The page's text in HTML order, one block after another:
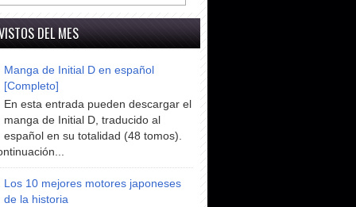
DEL MES
Manga de Initial D en español
[Completo]
En esta entrada pueden descargar el
manga de Initial D, traducido al
español en su totalidad (48 tomos).
Los 10 mejores motores japoneses
de la historia